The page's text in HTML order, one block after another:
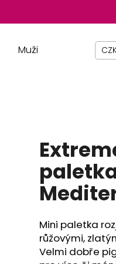
Muži Beauty
Mini paletka
růžovými,
Velmi dobře